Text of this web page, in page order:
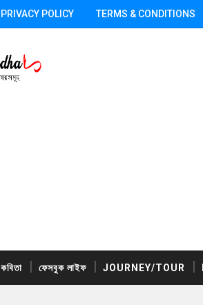
PRIVACY POLICY TERMS & CONDITIONS
কবিতা ফেসবুক লাইফ JOURNEY/TOUR